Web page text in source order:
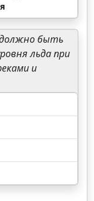
должно быть
льда при
и